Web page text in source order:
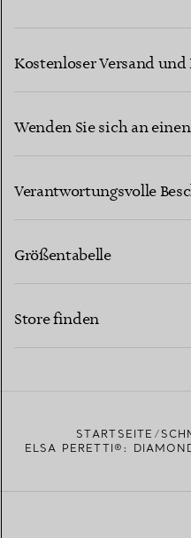
Kostenloser Versand und
Wenden Sie sich an
Verantwortungsvolle
Größentabelle
Store finden
STARTSEITE
ELSA PERETTI®: